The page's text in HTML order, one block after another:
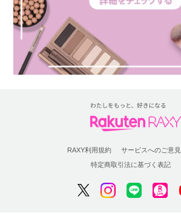
RAXY利用規約
サービスへのご意
特定商取引法に基づく表記